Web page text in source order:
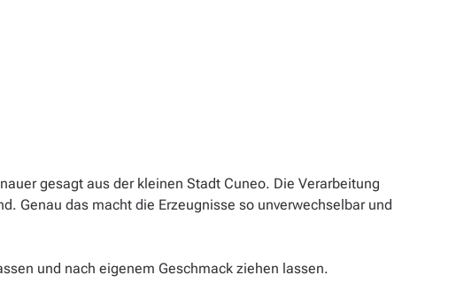
gesagt aus der kleinen Stadt Cuneo. Die Verarbeitung
Genau das macht die Erzeugnisse so unverwechselbar und
und nach eigenem Geschmack ziehen lassen.